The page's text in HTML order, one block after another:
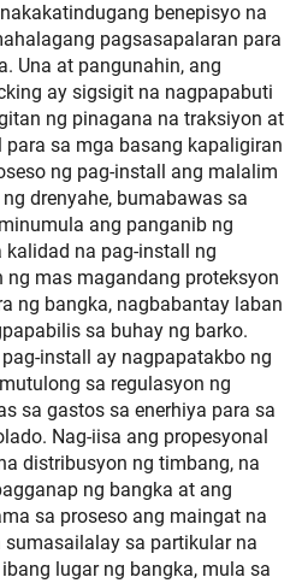
benepisyo na
pagsasapalaran para
Una at pangunahin, ang
ay sigsigit na nagpapabuti
ng pinagana na traksiyon at
sa mga basang kapaligiran
ng pag-install ang malalim
drenyahe, bumabawas sa
ang panganib ng
kalidad na pag-install ng
mas magandang proteksyon
ng bangka, nagbabantay laban
sa buhay ng barko.
install ay nagpapatakbo ng
sa regulasyon ng
sa gastos sa enerhiya para sa
Nag-iisa ang propesyonal
distribusyon ng timbang, na
ng bangka at ang
sa proseso ang maingat na
sa partikular na
lugar ng bangka, mula sa